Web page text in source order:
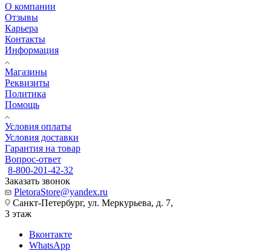
О компании
Отзывы
Карьера
Контакты
Информация
Магазины
Реквизиты
Политика
Помощь
Условия оплаты
Условия доставки
Гарантия на товар
Вопрос-ответ
8-800-201-42-32
Заказать звонок
PletoraStore@yandex.ru
Санкт-Петербург, ул. Меркурьева, д. 7,
3 этаж
Вконтакте
WhatsApp